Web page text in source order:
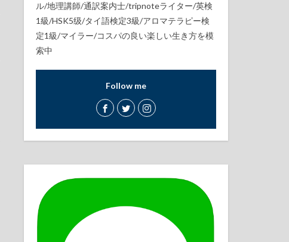
ル/地理講師/通訳案内士/tripnoteライター/英検
1級/HSK5级/タイ語検定3級/アロマテラピー検
定1級/マイラー/コスパの良い楽しい生き方を模
索中
Follow me